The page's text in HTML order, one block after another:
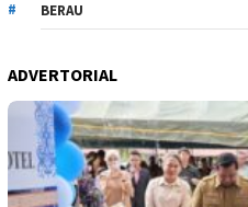
BERAU
ADVERTORIAL